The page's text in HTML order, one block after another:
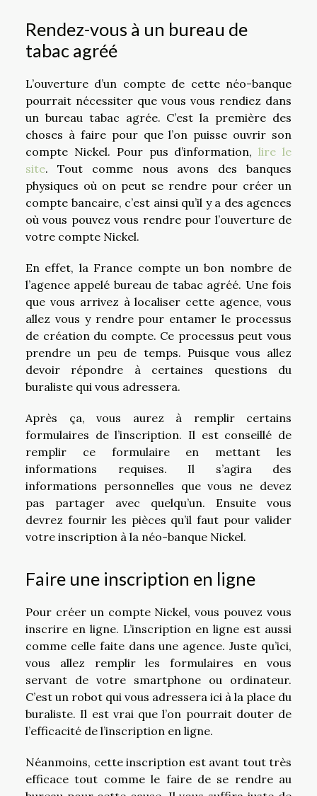
Rendez-vous à un bureau de
tabac agréé
L’ouverture d’un compte de cette néo-banque
pourrait nécessiter que vous vous rendiez dans
un bureau tabac agrée. C’est la première des
choses à faire pour que l’on puisse ouvrir son
compte Nickel. Pour pus d’information,lire le
site. Tout comme nous avons des banques
physiques où on peut se rendre pour créer un
compte bancaire, c’est ainsi qu’il y a des agences
où vous pouvez vous rendre pour l’ouverture de
votre compte Nickel.
En effet, la France compte un bon nombre de
l’agence appelé bureau de tabac agréé. Une fois
que vous arrivez à localiser cette agence, vous
allez vous y rendre pour entamer le processus
de création du compte. Ce processus peut vous
prendre un peu de temps. Puisque vous allez
devoir répondre à certaines questions du
buraliste qui vous adressera.
Après ça, vous aurez à remplir certains
formulaires de l’inscription. Il est conseillé de
remplir ce formulaire en mettant les
informations requises. Il s’agira des
informations personnelles que vous ne devez
pas partager avec quelqu’un. Ensuite vous
devrez fournir les pièces qu’il faut pour valider
votre inscription à la néo-banque Nickel.
Faire une inscription en ligne
Pour créer un compte Nickel, vous pouvez vous
inscrire en ligne. L’inscription en ligne est aussi
comme celle faite dans une agence. Juste qu’ici,
vous allez remplir les formulaires en vous
servant de votre smartphone ou ordinateur.
C’est un robot qui vous adressera ici à la place du
buraliste. Il est vrai que l’on pourrait douter de
l’efficacité de l’inscription en ligne.
Néanmoins, cette inscription est avant tout très
efficace tout comme le faire de se rendre au